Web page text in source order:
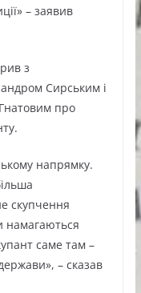
– заявив
з
Сирським і
про
напрямку.
скупчення
намагаються
саме там –
– сказав